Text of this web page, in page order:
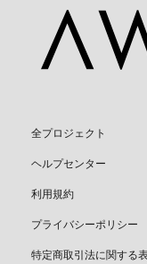
全プロジェクト
ヘルプセンター
利用規約
プライバシーポリシー
特定商取引法に関する